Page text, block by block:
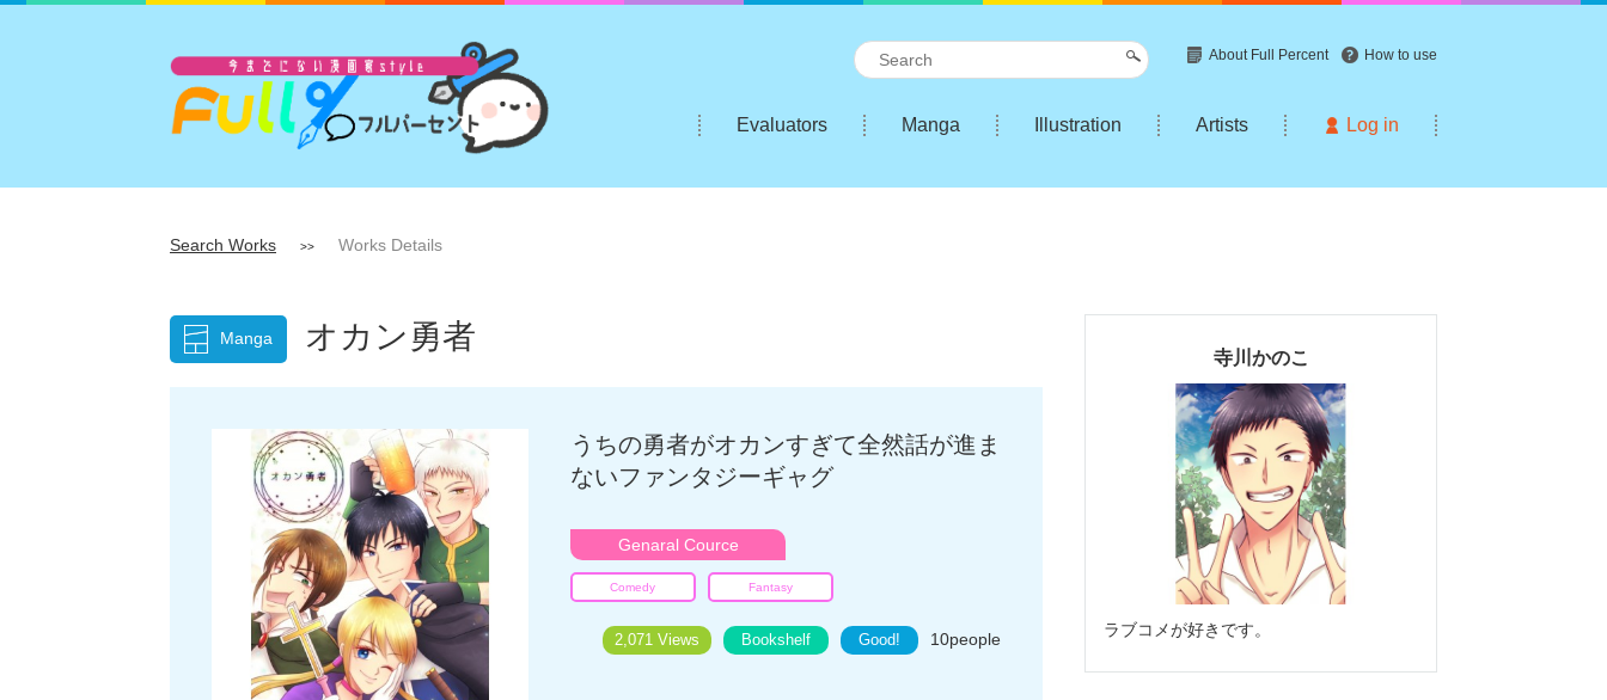
About Full Percent How to use
Evaluators Manga Illustration Artists Log in
Search Works >> Works Details
Manga オカン勇者
うちの勇者がオカンすぎて全然話が進ま
ないファンタジーギャグ
Genaral Cource
Comedy Fantasy
Good! 10people
Bookshelf
2,071 Views
寺川かのこ
ラブコメが好きです。